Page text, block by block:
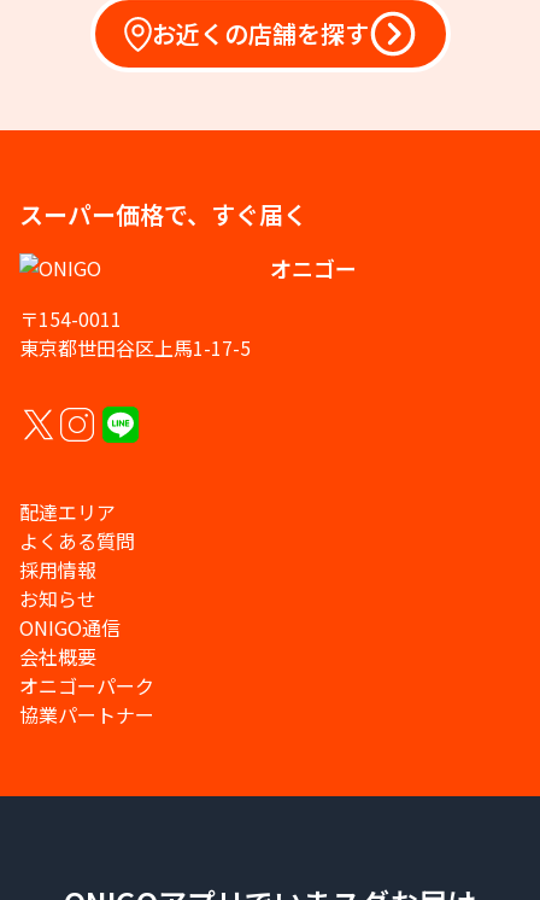
お近くの店舗を探す
スーパー価格で、すぐ届く
オニゴー
〒154-0011
東京都世田谷区上馬1-17-5
配達エリア
よくある質問
採用情報
お知らせ
ONIGO通信
会社概要
オニゴーパーク
協業パートナー